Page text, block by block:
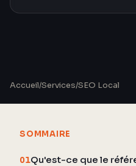
Accueil/Services/SEO Local
SOMMAIRE
01Qu'est-ce que le